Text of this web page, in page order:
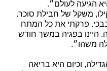
הגיעה לעולם״.
"הודיה נולדה במשקל 1.360 קילו, משקל של חבילת סוכר.
פרקתי את כל המתח
היינו בפגיה במשך חודש
משהו״.
וכיום היא בריאה